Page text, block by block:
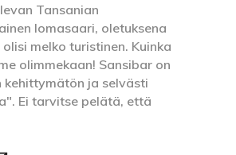
Tansanian
lomasaari, oletuksena
melko turistinen. Kuinka
olimmekaan! Sansibar on
kehittymätön ja selvästi
Ei tarvitse pelätä, että